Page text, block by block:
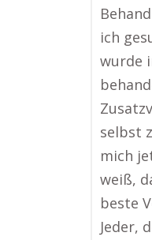
ich
wurde
selbst
mich
weiß,
beste
Jeder,